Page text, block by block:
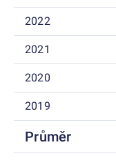
2022
2021
2020
2019
Průměr